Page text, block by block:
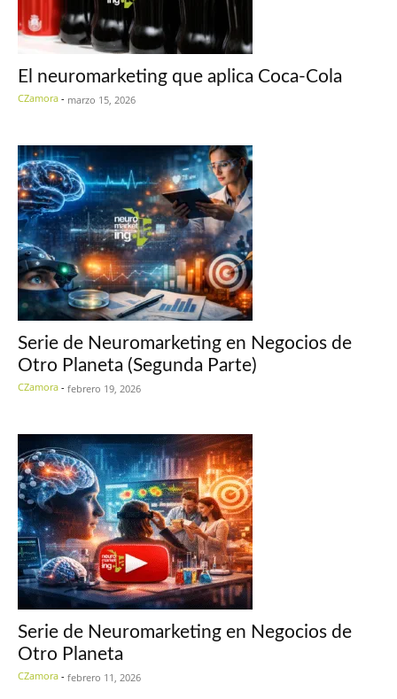
El neuromarketing que aplica Coca-Cola
CZamora - marzo 15, 2026
Serie de Neuromarketing en Negocios de
Otro Planeta (Segunda Parte)
CZamora - febrero 19, 2026
Serie de Neuromarketing en Negocios de
Otro Planeta
CZamora - febrero 11, 2026